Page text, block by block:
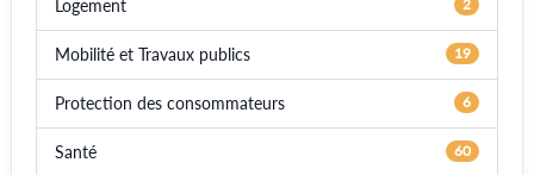
Logement 2
Mobilité et Travaux publics 19
Protection des consommateurs 6
Santé 60